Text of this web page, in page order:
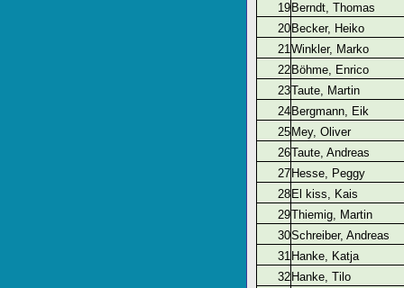
19 Berndt, Thomas
20 Becker, Heiko
21Winkler, Marko
22 Böhme, Enrico
23Taute, Martin
24 Bergmann, Eik
25 Mey, Oliver
26Taute, Andreas
27 Hesse, Peggy
28 El kiss, Kais
29Thiemig, Martin
30Schreiber, Andreas
31 Hanke, Katja
32 Hanke, Tilo